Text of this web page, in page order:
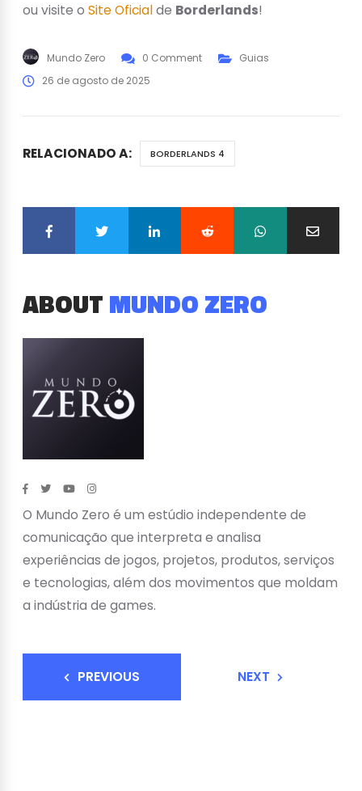
ou visite o Site Oficialde Borderlands!
Mundo Zero 0 Comment
Guias
26 de agosto de 2025
RELACIONADO A: BORDERLANDS 4
ABOUTMUNDO ZERO
O Mundo Zero é um estúdio independente de
comunicação que interpreta e analisa
experiências de jogos, projetos, produtos, serviços
e tecnologias, além dos movimentos que moldam
a indústria de games.
PREVIOUS NEXT